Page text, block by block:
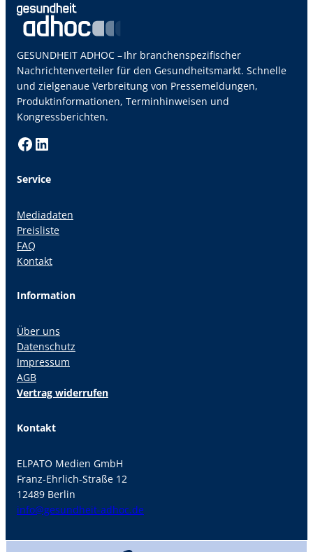
GESUNDHEIT ADHOC – Ihr branchenspezifischer
Nachrichtenverteiler für den Gesundheitsmarkt. Schnelle
und zielgenaue Verbreitung von Pressemeldungen,
Produktinformationen, Terminhinweisen und
Kongressberichten.
Facebook LinkedIn
Service
Mediadaten
Preisliste
FAQ
Kontakt
Information
Über uns
Datenschutz
Impressum
AGB
Vertrag widerrufen
Kontakt
ELPATO Medien GmbH
Franz-Ehrlich-Straße 12
12489 Berlin
info@gesundheit-adhoc.de